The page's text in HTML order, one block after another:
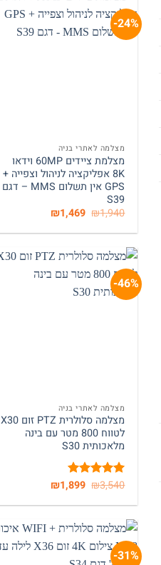
24%-
מצלמה לאתרי בניה
מצלמת ציידים 60MP וידאו
8K אפליקציה לניהול וצפייה +
GPS אין תשלום MMS – דגם
S39
₪1,940 המחיר
המקורי
היה:
₪1,469 המחיר
הוא:
46%-
מצלמה לאתרי בניה
מצלמה סלולרית PTZ זום X30
לטווח 800 מטר עם בינה
מלאכותית S30
דורג5מתוך₪3,540 המחיר
המקורי
היה:
₪1,899 המחיר
הוא:
31%-